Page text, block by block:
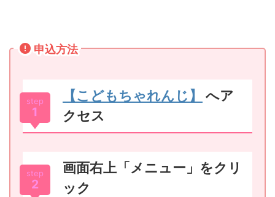
申込方法
step
1
【こどもちゃれんじ】
へア
クセス
step
2
画面右上「メニュー」をクリ
ック